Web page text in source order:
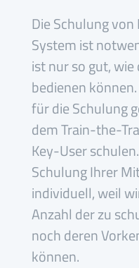
Die Schulung
System ist
ist nur so gut,
bedienen
für die Schulung
dem Train-the-
Key-User
Schulung Ihrer
individuell, weil
Anzahl der zu
noch deren
können.